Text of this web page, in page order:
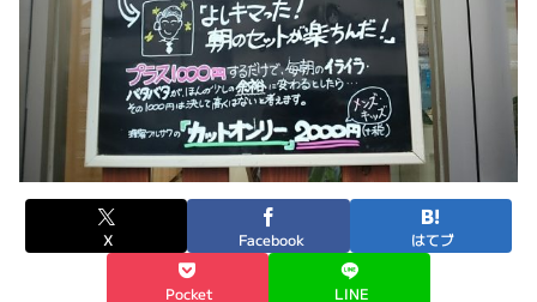
X Facebook はてブ
Pocket LINE